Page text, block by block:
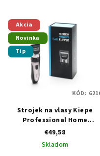
Akcia
Novinka
Tip
Strojek na vlasy Kiepe
Professional Home
Precision Clipper
€49,58
Skladom
KÓD: